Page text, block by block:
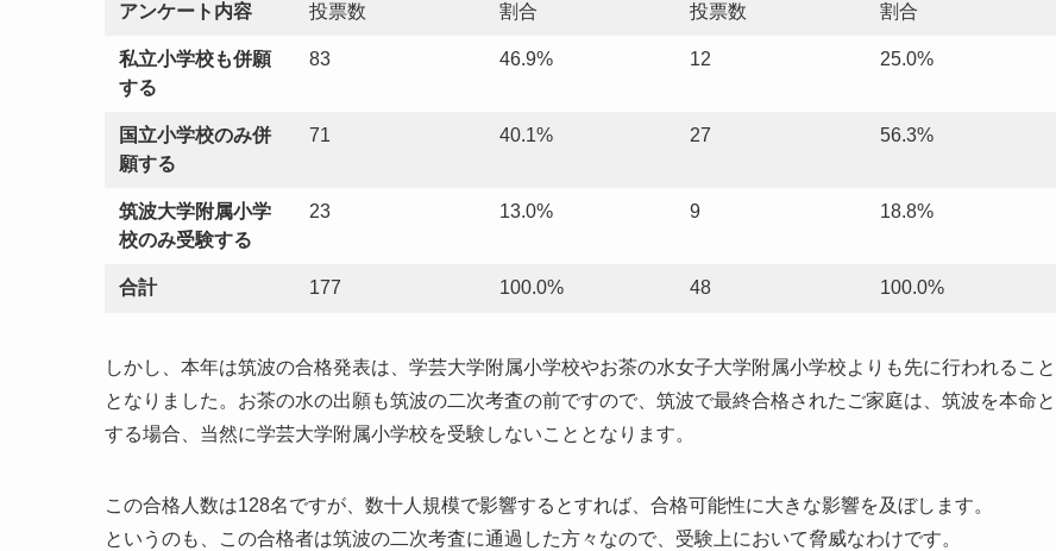
アンケート内容 投票数 割合 投票数 割合
私立小学校も併願
する
83 46.9% 12 25.0%
国立小学校のみ併
願する
71 40.1% 27 56.3%
筑波大学附属小学
校のみ受験する
23 13.0% 9 18.8%
合計 177 100.0% 48 100.0%
しかし、本年は筑波の合格発表は、学芸大学附属小学校やお茶の水女子大学附属小学校よりも先に行われること
となりました。お茶の水の出願も筑波の二次考査の前ですので、筑波で最終合格されたご家庭は、筑波を本命と
する場合、当然に学芸大学附属小学校を受験しないこととなります。
この合格人数は128名ですが、数十人規模で影響するとすれば、合格可能性に大きな影響を及ぼします。
というのも、この合格者は筑波の二次考査に通過した方々なので、受験上において脅威なわけです。